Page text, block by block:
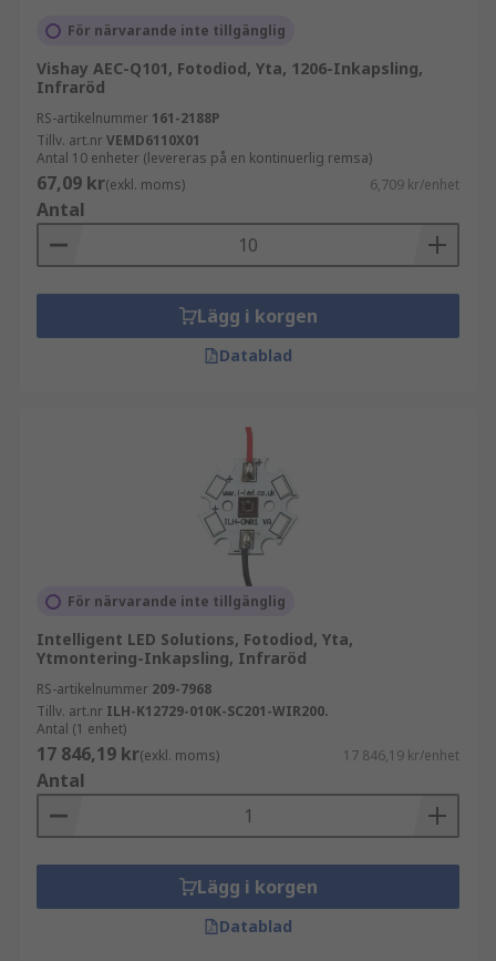
För närvarande inte tillgänglig
Vishay AEC-Q101, Fotodiod, Yta, 1206-Inkapsling,
Infraröd
RS-artikelnummer 161-2188P
Tillv. art.nrVEMD6110X01
Antal 10 enheter (levereras på en kontinuerlig remsa)
67,09 kr(exkl. moms) 6,709 kr/enhet
Antal
Lägg i korgen
Datablad
För närvarande inte tillgänglig
Intelligent LED Solutions, Fotodiod, Yta,
Ytmontering-Inkapsling, Infraröd
RS-artikelnummer 209-7968
Tillv. art.nr ILH-K12729-010K-SC201-WIR200.
Antal (1 enhet)
17 846,19 kr(exkl. moms) 17 846,19 kr/enhet
Antal
Lägg i korgen
Datablad